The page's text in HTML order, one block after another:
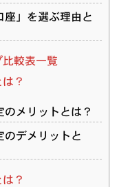
座」を選ぶ理由と
較表一覧
？
メリットとは？
のデメリットと
？